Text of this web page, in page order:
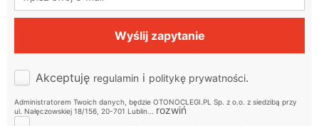
Akceptuję regulamin i politykę prywatności.
Administratorem Twoich danych, będzie OTONOCLEGI.PL Sp. z o.o. z siedzibą przy
ul. Nałęczowskiej 18/156, 20-701 Lublin.
rozwiń